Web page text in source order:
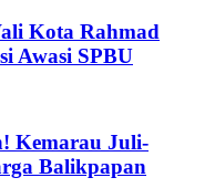
Kota Rahmad
Awasi SPBU
Kemarau Juli-
Balikpapan